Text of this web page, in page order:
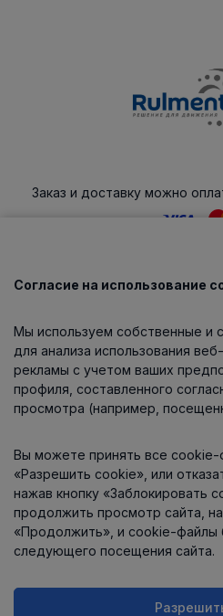
Заказ и доставку можно
Каталог
О компании
Информация
Контакты
Согласие на использование
Мы используем собственные и
для анализа использования
рекламы с учетом ваших
профиля, составленного
просмотра (например,
Вы можете принять все cookie-
«Разрешить cookie», или
нажав кнопку «Заблокировать
продолжить просмотр сайта,
«Продолжить», и cookie-файлы
следующего посещения сайта.